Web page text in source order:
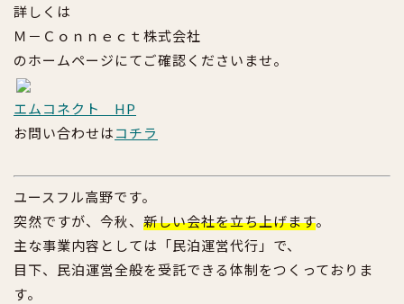
詳しくは
Ｍ－Ｃｏｎｎｅｃｔ株式会社
のホームページにてご確認くださいませ。
エムコネクト HP
お問い合わせはコチラ
ユースフル高野です。
突然ですが、今秋、 新しい会社を立ち上げます。
主な事業内容としては「民泊運営代行」で、
目下、民泊運営全般を受託できる体制をつくっておりま
す。